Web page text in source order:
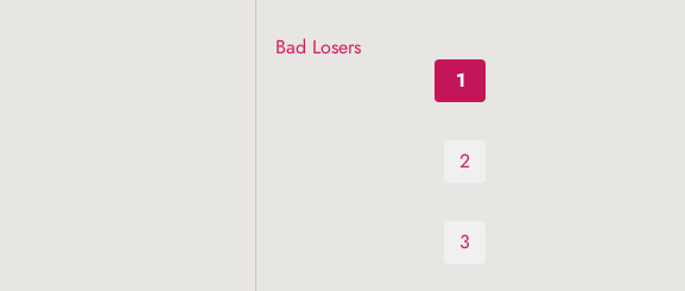
Bad Losers
1
2
3